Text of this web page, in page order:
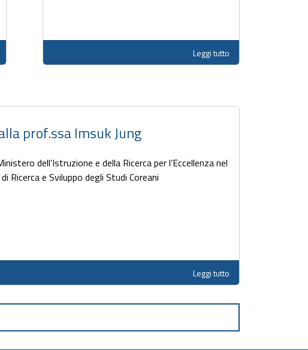
Leggi tutto
prof.ssa Imsuk Jung
dell’Istruzione e della Ricerca per l’Eccellenza nel
Ricerca e Sviluppo degli Studi Coreani
Leggi tutto